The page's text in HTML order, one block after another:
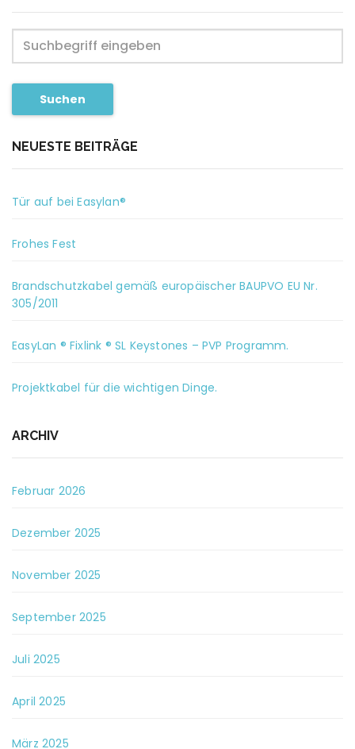
Suchen
NEUESTE BEITRÄGE
Tür auf bei Easylan®
Frohes Fest
Brandschutzkabel gemäß europäischer BAUPVO EU Nr.
305/2011
EasyLan ® Fixlink ® SL Keystones – PVP Programm.
Projektkabel für die wichtigen Dinge.
ARCHIV
Februar 2026
Dezember 2025
November 2025
September 2025
Juli 2025
April 2025
März 2025